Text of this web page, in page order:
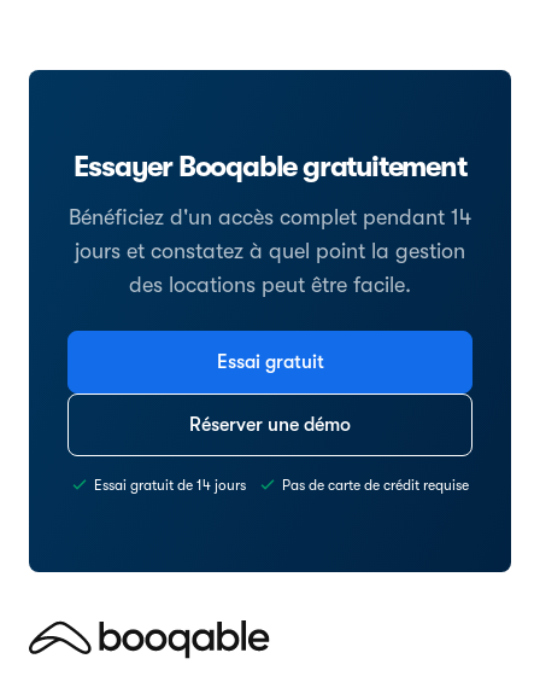
Essayer Booqable gratuitement
Bénéficiez d'un accès complet pendant 14
jours et constatez à quel point la gestion
des locations peut être facile.
Essai gratuit
Réserver une démo
Essai gratuit de 14 jours Pas de carte de crédit requise